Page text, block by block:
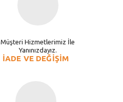
Müşteri Hizmetlerimiz İle
Yanınızdayız.
İADE VE DEĞİŞİM